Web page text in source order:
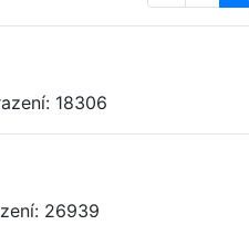
18306
26939